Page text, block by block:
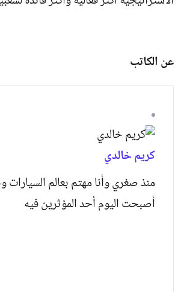
عن الكاتب
كريم خالدي
منذ صغري وأنا مهتم بعالم السيارات
أصبحت اليوم أحد المؤثرين فيه